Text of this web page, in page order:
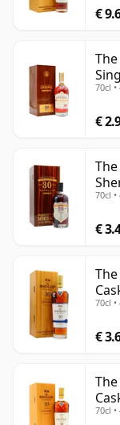
€
70cl •
€
70cl •
€
70cl •
€
70cl •